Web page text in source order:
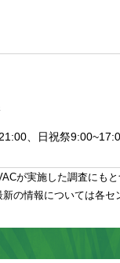
、日祝祭
が実施した調査にもと
新の情報については各セ